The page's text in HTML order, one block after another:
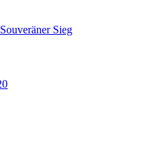
Souveräner Sieg